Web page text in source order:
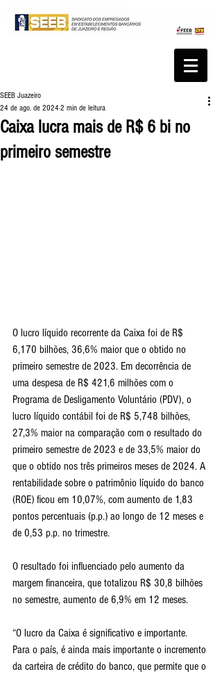
Caixa lucra mais de R$ 6 bi no
primeiro semestre
SEEB Juazeiro
24 de ago. de 2024 2 min de leitura
O lucro líquido recorrente da Caixa foi de R$
6,170 bilhões, 36,6% maior que o obtido no
primeiro semestre de 2023. Em decorrência de
uma despesa de R$ 421,6 milhões com o
Programa de Desligamento Voluntário (PDV), o
lucro líquido contábil foi de R$ 5,748 bilhões,
27,3% maior na comparação com o resultado do
primeiro semestre de 2023 e de 33,5% maior do
que o obtido nos três primeiros meses de 2024. A
rentabilidade sobre o patrimônio líquido do banco
(ROE) ficou em 10,07%, com aumento de 1,83
pontos percentuais (p.p.) ao longo de 12 meses e
de 0,53 p.p. no trimestre.
O resultado foi influenciado pelo aumento da
margem financeira, que totalizou R$ 30,8 bilhões
no semestre, aumento de 6,9% em 12 meses.
“O lucro da Caixa é significativo e importante.
Para o país, é ainda mais importante o incremento
da carteira de crédito do banco, que permite que o